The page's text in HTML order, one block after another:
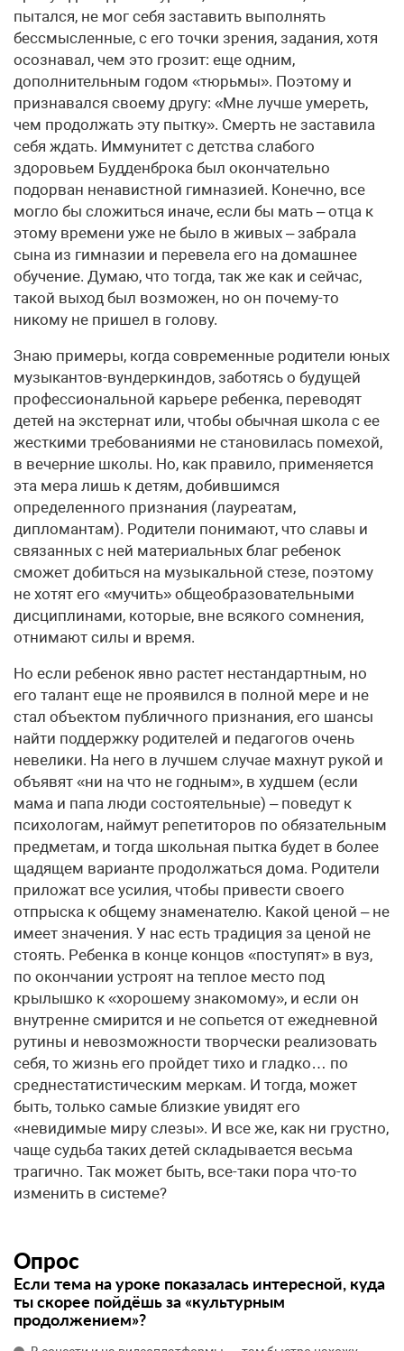
пытался, не мог себя заставить выполнять
бессмысленные, с его точки зрения, задания, хотя
осознавал, чем это грозит: еще одним,
дополнительным годом «тюрьмы». Поэтому и
признавался своему другу: «Мне лучше умереть,
чем продолжать эту пытку». Смерть не заставила
себя ждать. Иммунитет с детства слабого
здоровьем Будденброка был окончательно
подорван ненавистной гимназией. Конечно, все
могло бы сложиться иначе, если бы мать – отца к
этому времени уже не было в живых – забрала
сына из гимназии и перевела его на домашнее
обучение. Думаю, что тогда, так же как и сейчас,
такой выход был возможен, но он почему-то
никому не пришел в голову.
Знаю примеры, когда современные родители юных
музыкантов-вундеркиндов, заботясь о будущей
профессиональной карьере ребенка, переводят
детей на экстернат или, чтобы обычная школа с ее
жесткими требованиями не становилась помехой,
в вечерние школы. Но, как правило, применяется
эта мера лишь к детям, добившимся
определенного признания (лауреатам,
дипломантам). Родители понимают, что славы и
связанных с ней материальных благ ребенок
сможет добиться на музыкальной стезе, поэтому
не хотят его «мучить» общеобразовательными
дисциплинами, которые, вне всякого сомнения,
отнимают силы и время.
Но если ребенок явно растет нестандартным, но
его талант еще не проявился в полной мере и не
стал объектом публичного признания, его шансы
найти поддержку родителей и педагогов очень
невелики. На него в лучшем случае махнут рукой и
объявят «ни на что не годным», в худшем (если
мама и папа люди состоятельные) – поведут к
психологам, наймут репетиторов по обязательным
предметам, и тогда школьная пытка будет в более
щадящем варианте продолжаться дома. Родители
приложат все усилия, чтобы привести своего
отпрыска к общему знаменателю. Какой ценой – не
имеет значения. У нас есть традиция за ценой не
стоять. Ребенка в конце концов «поступят» в вуз,
по окончании устроят на теплое место под
крылышко к «хорошему знакомому», и если он
внутренне смирится и не сопьется от ежедневной
рутины и невозможности творчески реализовать
себя, то жизнь его пройдет тихо и гладко… по
среднестатистическим меркам. И тогда, может
быть, только самые близкие увидят его
«невидимые миру слезы». И все же, как ни грустно,
чаще судьба таких детей складывается весьма
трагично. Так может быть, все-таки пора что-то
изменить в системе?
Опрос
Если тема на уроке показалась интересной, куда
ты скорее пойдёшь за «культурным
продолжением»?